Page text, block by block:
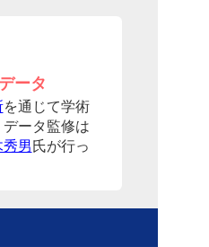
ータ
を通じて学術
ータ監修は
男 氏が行っ